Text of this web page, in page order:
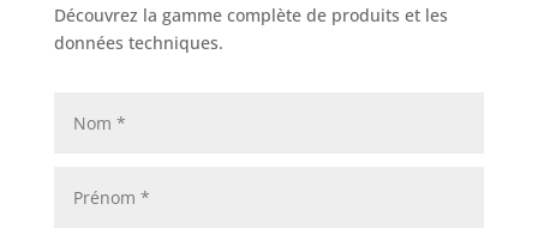
Découvrez la gamme complète de produits et les
données techniques.